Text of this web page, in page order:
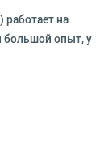
на
большой опыт, у